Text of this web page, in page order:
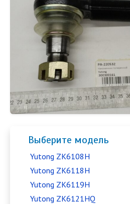
Выберите модель
Yutong ZK6108H
Yutong ZK6118H
Yutong ZK6119H
Yutong ZK6121HQ